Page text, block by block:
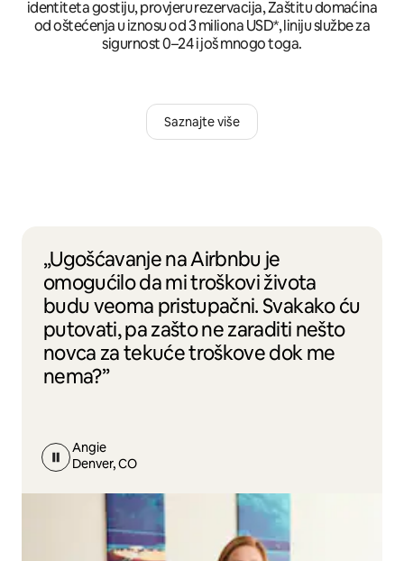
identiteta gostiju, provjeru rezervacija, Zaštitu domaćina
od oštećenja u iznosu od 3 miliona USD*, liniju službe za
sigurnost 0–24 i još mnogo toga.
Saznajte više
„Ugošćavanje na Airbnbu je
omogućilo da mi troškovi života
budu veoma pristupačni. Svakako ću
putovati, pa zašto ne zaraditi nešto
novca za tekuće troškove dok me
nema?”
Angie
Denver, CO